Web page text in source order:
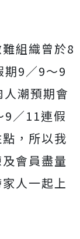
組織曾於8
期9／9～9
潮預期會
9／11連假
，所以我
會員盡量
人一起上